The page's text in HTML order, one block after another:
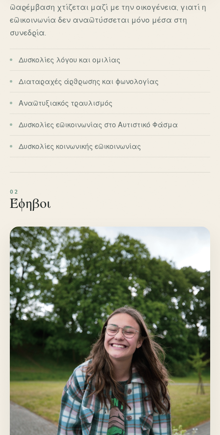
παρέμβαση χτίζεται μαζί με την οικογένεια, γιατί η
επικοινωνία δεν αναπτύσσεται μόνο μέσα στη
συνεδρία.
Δυσκολίες λόγου και ομιλίας
Διαταραχές άρθρωσης και φωνολογίας
Αναπτυξιακός τραυλισμός
Δυσκολίες επικοινωνίας στο Αυτιστικό Φάσμα
Δυσκολίες κοινωνικής επικοινωνίας
Έφηβοι